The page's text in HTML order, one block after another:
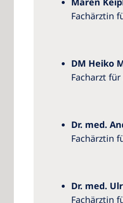
Fachärztin
DM Heiko
Facharzt
Dr. med.
Fachärztin
Dr. med.
Fachärztin